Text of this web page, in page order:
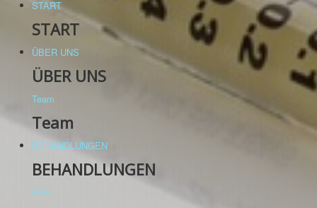
START
START
ÜBER UNS
ÜBER UNS
Team
Team
BEHANDLUNGEN
BEHANDLUNGEN
PRP